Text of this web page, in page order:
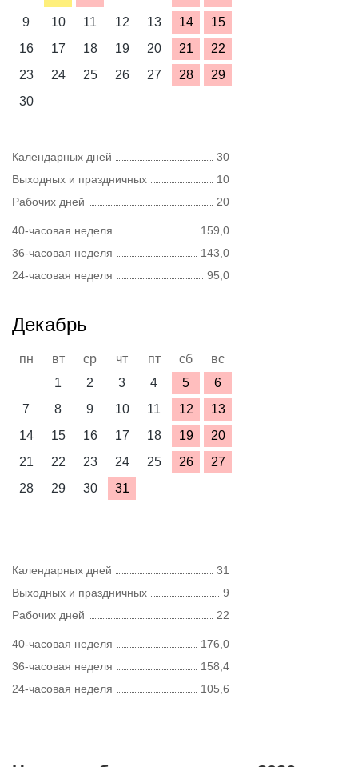
9
10 11 12 13 14
15
16
17 18 19 20 21
22
23
24 25 26 27 28
29
30
Календарных дней
30
Выходных и праздничных
10
Рабочих дней
20
40-часовая неделя
159,0
36-часовая неделя
143,0
24-часовая неделя
95,0
Декабрь
пн вт ср чт пт сб
вс
1
2 3 4 5
6
7
8 9 10 11 12
13
14
15 16 17 18 19
20
21
22 23 24 25 26
27
28
29 30 31
Календарных дней
31
Выходных и праздничных
9
Рабочих дней
22
40-часовая неделя
176,0
36-часовая неделя
158,4
24-часовая неделя
105,6